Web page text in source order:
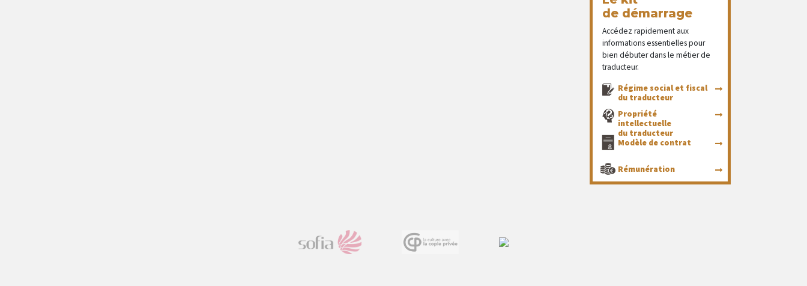
de démarrage
Accédez rapidement aux
informations essentielles pour
bien débuter dans le métier de
traducteur.
Régime social et fiscal
du traducteur
Propriété
intellectuelle
du traducteur
Modèle de contrat
Rémunération